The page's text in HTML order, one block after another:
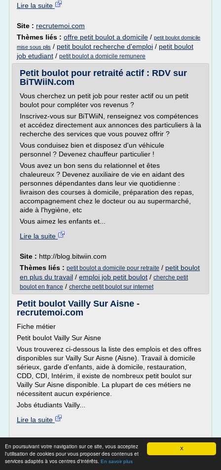
X
En poursuivant votre navigation sur ce site, vous acceptez
l'utilisation de cookies pour vous proposer des contenus et
services adaptés à vos centres d'intérêts. En savoir plus
Lire la suite
Site : recrutemoi.com
Thèmes liés : offre petit boulot a domicile / petit boulot domicile
mise sous plis / petit boulot recherche d'emploi / petit boulot
job etudiant / petit boulot a domicile remunere
Petit boulot pour retraité actif : RDV sur
BiTWiiN.com
Vous cherchez un petit job pour rester actif ou un petit
boulot pour compléter vos revenus ?
Inscrivez-vous sur BiTWiiN, renseignez vos compétences
et accédez directement aux annonces des particuliers à la
recherche des services que vous pouvez offrir ?
Vous conduisez bien et disposez d'un véhicule
personnel ? Devenez chauffeur particulier !
Vous avez un bon sens du relationnel et êtes
chaleureux ? Devenez auxiliaire de vie en aidant des
personnes dépendantes dans leur vie quotidienne :
livraison des courses à domicile, préparation des repas,
accompagnement chez le docteur ou au supermarché,
aide à l'hygiène, etc
Vous aimez les enfants et...
Lire la suite
Site : http://blog.bitwiin.com
Thèmes liés : petit boulot a domicile pour retraite / petit boulot
en plus du travail / emploi job petit boulot / cherche petit
boulot en france / cherche petit boulot sur internet
Petit boulot Vailly Sur Aisne -
recrutemoi.com
Fiche métier
Petit boulot Vailly Sur Aisne
Vous trouverez ci-dessous la liste des emplois et des offres
disponibles sur Vailly Sur Aisne (Aisne). Travail à domicile
sérieux, garde d'enfants, aide à domicile, restauration,
CDD, CDI, Intérim, il existe de nombreux petit boulot sur
Vailly Sur Aisne disponible. La plupart de ces métiers ne
nécessitent aucun expérience.
Jobs étudiants Vailly...
Lire la suite
Site :recrutemoi.com
Thèmes liés :recherche petit boulot a domicile pour complement
de revenu /offre petit boulot a domicile